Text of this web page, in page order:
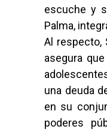
escuche y
Palma,
Al respecto,
asegura
una deuda
en su
poderes